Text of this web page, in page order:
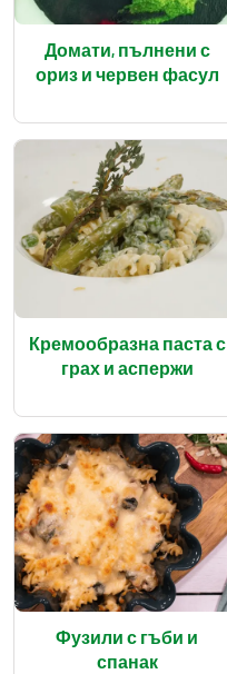
Домати, пълнени с
ориз и червен фасул
Кремообразна паста с
грах и аспержи
Фузили с гъби и
спанак